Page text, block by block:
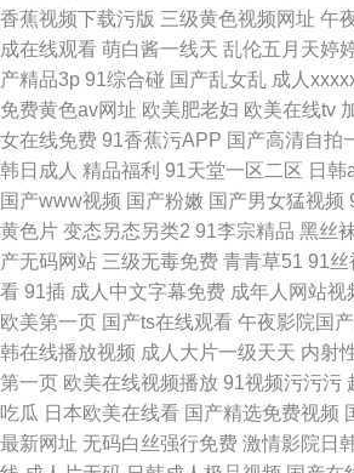
香蕉视频下载污版 三级黄色视频网址 午
成在线观看 萌白酱一线天 乱伦五月天婷
产精品3p 91综合碰 国产乱女乱 成人
免费黄色av网址 欧美肥老妇 欧美在线tv
女在线免费 91香蕉污APP 国产高清自拍
韩日成人 精品福利 91天堂一区二区 日韩
国产www视频 国产粉嫩 国产男女猛视频
黄色片 变态另态另类2 91李宗精品 黑丝
产无码网站 三级无毒免费 青青草51 91丝
看 91插 成人中文字幕免费 成年人网站视
欧美第一页 国产ts在线观看 午夜影院国
韩在线播放视频 成人大片一级天天 内射
第一页 欧美在线视频播放 91视频污污污
吃瓜 日本欧美在线看 国产精选免费视频
最新网址 无码白丝强行免费 激情影院日